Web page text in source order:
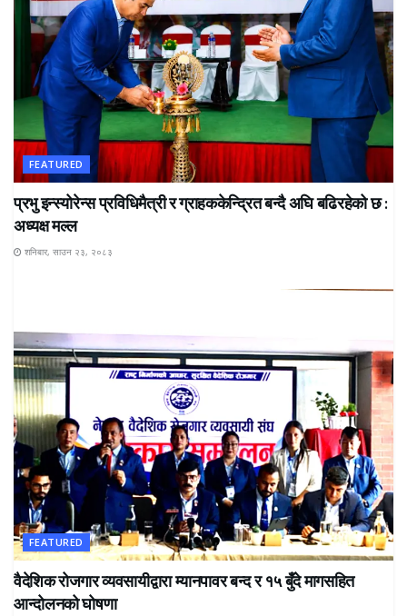
FEATURED
प्रभु इन्स्योरेन्स प्रविधिमैत्री र ग्राहककेन्द्रित बन्दै अघि बढिरहेको छ :
अध्यक्ष मल्ल
शनिबार, साउन २३, २०८३
FEATURED
वैदेशिक रोजगार व्यवसायीद्वारा म्यानपावर बन्द र १५ बुँदे मागसहित
आन्दोलनको घोषणा